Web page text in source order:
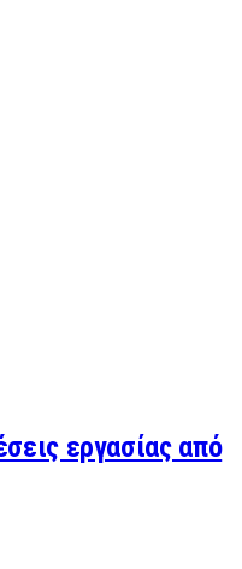
εργασίας από